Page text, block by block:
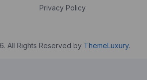
Privacy Policy
All Rights Reserved by ThemeLuxury.